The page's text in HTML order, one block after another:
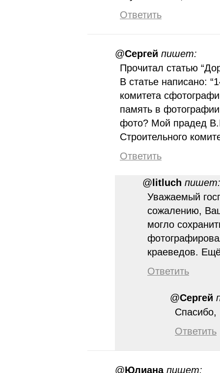
Ответить
@Сергей пишет:
Прочитал статью
В статье написано:
комитета
память в
фото? Мой прадед
Строительного
Ответить
@ litluch пишет:
Уважаемый
сожалению,
могло
краеведов.
Ответить
@Сергей
Спасибо,
Ответить
@Юлиана пишет: